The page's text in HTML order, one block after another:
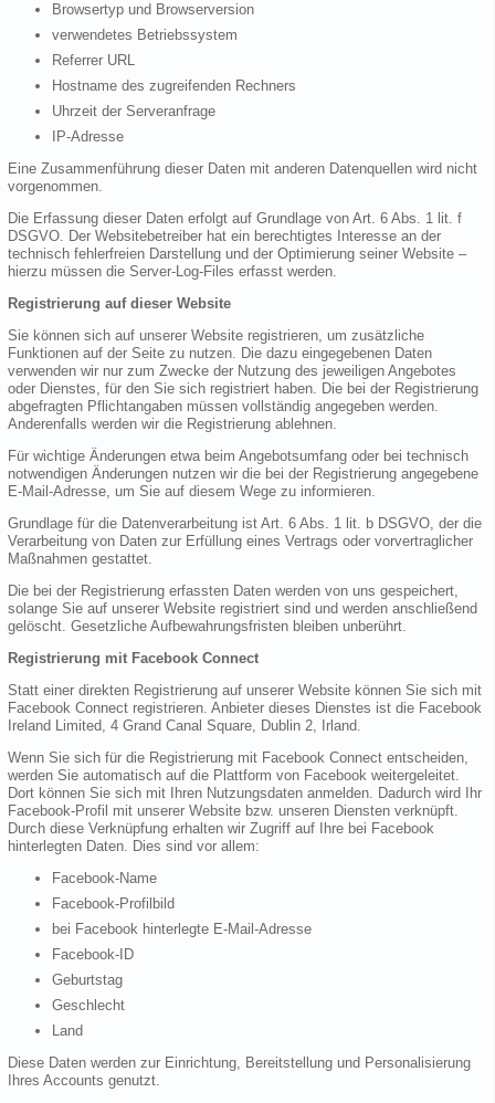
Browsertyp und Browserversion
verwendetes Betriebssystem
Referrer URL
Hostname des zugreifenden Rechners
Uhrzeit der Serveranfrage
IP-Adresse
Eine Zusammenführung dieser Daten mit anderen Datenquellen wird nicht
vorgenommen.
Die Erfassung dieser Daten erfolgt auf Grundlage von Art. 6 Abs. 1 lit. f
DSGVO. Der Websitebetreiber hat ein berechtigtes Interesse an der
technisch fehlerfreien Darstellung und der Optimierung seiner Website –
hierzu müssen die Server-Log-Files erfasst werden.
Registrierung auf dieser Website
Sie können sich auf unserer Website registrieren, um zusätzliche
Funktionen auf der Seite zu nutzen. Die dazu eingegebenen Daten
verwenden wir nur zum Zwecke der Nutzung des jeweiligen Angebotes
oder Dienstes, für den Sie sich registriert haben. Die bei der Registrierung
abgefragten Pflichtangaben müssen vollständig angegeben werden.
Anderenfalls werden wir die Registrierung ablehnen.
Für wichtige Änderungen etwa beim Angebotsumfang oder bei technisch
notwendigen Änderungen nutzen wir die bei der Registrierung angegebene
E-Mail-Adresse, um Sie auf diesem Wege zu informieren.
Grundlage für die Datenverarbeitung ist Art. 6 Abs. 1 lit. b DSGVO, der die
Verarbeitung von Daten zur Erfüllung eines Vertrags oder vorvertraglicher
Maßnahmen gestattet.
Die bei der Registrierung erfassten Daten werden von uns gespeichert,
solange Sie auf unserer Website registriert sind und werden anschließend
gelöscht. Gesetzliche Aufbewahrungsfristen bleiben unberührt.
Registrierung mit Facebook Connect
Statt einer direkten Registrierung auf unserer Website können Sie sich mit
Facebook Connect registrieren. Anbieter dieses Dienstes ist die Facebook
Ireland Limited, 4 Grand Canal Square, Dublin 2, Irland.
Wenn Sie sich für die Registrierung mit Facebook Connect entscheiden,
werden Sie automatisch auf die Plattform von Facebook weitergeleitet.
Dort können Sie sich mit Ihren Nutzungsdaten anmelden. Dadurch wird Ihr
Facebook-Profil mit unserer Website bzw. unseren Diensten verknüpft.
Durch diese Verknüpfung erhalten wir Zugriff auf Ihre bei Facebook
hinterlegten Daten. Dies sind vor allem:
Facebook-Name
Facebook-Profilbild
bei Facebook hinterlegte E-Mail-Adresse
Facebook-ID
Geburtstag
Geschlecht
Land
Diese Daten werden zur Einrichtung, Bereitstellung und Personalisierung
Ihres Accounts genutzt.